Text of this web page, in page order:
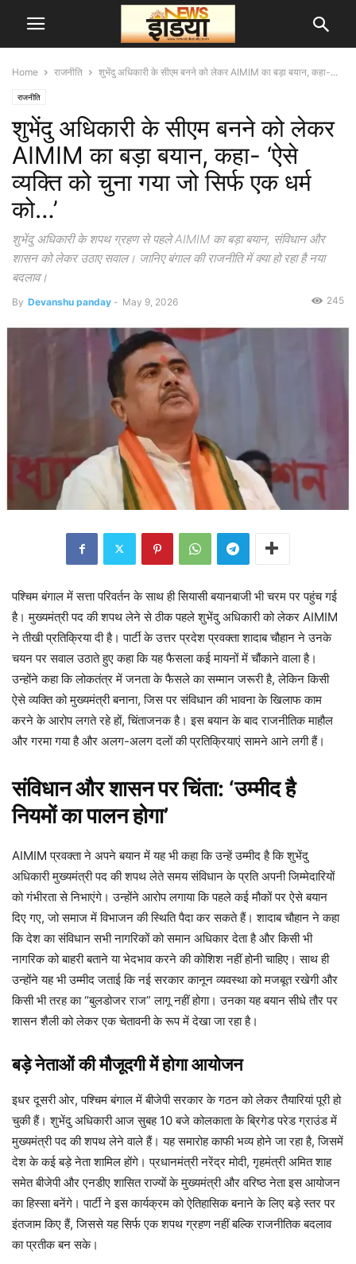
Home राजनीति शुभेंदु अधिकारी के सीएम बनने को लेकर AIMIM का बड़ा बयान, कहा-...
राजनीति
शुभेंदु अधिकारी के सीएम बनने को लेकर
AIMIM का बड़ा बयान, कहा- ‘ऐसे
व्यक्ति को चुना गया जो सिर्फ एक धर्म
को…’
शुभेंदु अधिकारी के शपथ ग्रहण से पहले AIMIM का बड़ा बयान, संविधान और
शासन को लेकर उठाए सवाल। जानिए बंगाल की राजनीति में क्या हो रहा है नया
बदलाव।
By Devanshu panday - May 9, 2026 245
पश्चिम बंगाल में सत्ता परिवर्तन के साथ ही सियासी बयानबाजी भी चरम पर पहुंच गई
है। मुख्यमंत्री पद की शपथ लेने से ठीक पहले शुभेंदु अधिकारी को लेकर AIMIM
ने तीखी प्रतिक्रिया दी है। पार्टी के उत्तर प्रदेश प्रवक्ता शादाब चौहान ने उनके
चयन पर सवाल उठाते हुए कहा कि यह फैसला कई मायनों में चौंकाने वाला है।
उन्होंने कहा कि लोकतंत्र में जनता के फैसले का सम्मान जरूरी है, लेकिन किसी
ऐसे व्यक्ति को मुख्यमंत्री बनाना, जिस पर संविधान की भावना के खिलाफ काम
करने के आरोप लगते रहे हों, चिंताजनक है। इस बयान के बाद राजनीतिक माहौल
और गरमा गया है और अलग-अलग दलों की प्रतिक्रियाएं सामने आने लगी हैं।
संविधान और शासन पर चिंता: ‘उम्मीद है
नियमों का पालन होगा’
AIMIM प्रवक्ता ने अपने बयान में यह भी कहा कि उन्हें उम्मीद है कि शुभेंदु
अधिकारी मुख्यमंत्री पद की शपथ लेते समय संविधान के प्रति अपनी जिम्मेदारियों
को गंभीरता से निभाएंगे। उन्होंने आरोप लगाया कि पहले कई मौकों पर ऐसे बयान
दिए गए, जो समाज में विभाजन की स्थिति पैदा कर सकते हैं। शादाब चौहान ने कहा
कि देश का संविधान सभी नागरिकों को समान अधिकार देता है और किसी भी
नागरिक को बाहरी बताने या भेदभाव करने की कोशिश नहीं होनी चाहिए। साथ ही
उन्होंने यह भी उम्मीद जताई कि नई सरकार कानून व्यवस्था को मजबूत रखेगी और
किसी भी तरह का “बुलडोजर राज” लागू नहीं होगा। उनका यह बयान सीधे तौर पर
शासन शैली को लेकर एक चेतावनी के रूप में देखा जा रहा है।
बड़े नेताओं की मौजूदगी में होगा आयोजन
इधर दूसरी ओर, पश्चिम बंगाल में बीजेपी सरकार के गठन को लेकर तैयारियां पूरी हो
चुकी हैं। शुभेंदु अधिकारी आज सुबह 10 बजे कोलकाता के ब्रिगेड परेड ग्राउंड में
मुख्यमंत्री पद की शपथ लेने वाले हैं। यह समारोह काफी भव्य होने जा रहा है, जिसमें
देश के कई बड़े नेता शामिल होंगे। प्रधानमंत्री नरेंद्र मोदी, गृहमंत्री अमित शाह
समेत बीजेपी और एनडीए शासित राज्यों के मुख्यमंत्री और वरिष्ठ नेता इस आयोजन
का हिस्सा बनेंगे। पार्टी ने इस कार्यक्रम को ऐतिहासिक बनाने के लिए बड़े स्तर पर
इंतजाम किए हैं, जिससे यह सिर्फ एक शपथ ग्रहण नहीं बल्कि राजनीतिक बदलाव
का प्रतीक बन सके।